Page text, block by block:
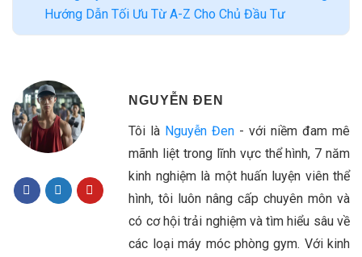
Hướng Dẫn Tối Ưu Từ A-Z Cho Chủ Đầu Tư
NGUYỄN ĐEN
Tôi là Nguyễn Đen - với niềm đam mê
mãnh liệt trong lĩnh vực thể hình, 7 năm
kinh nghiệm là một huấn luyện viên thể
hình, tôi luôn nâng cấp chuyên môn và
có cơ hội trải nghiệm và tìm hiểu sâu về
các loại máy móc phòng gym. Với kinh